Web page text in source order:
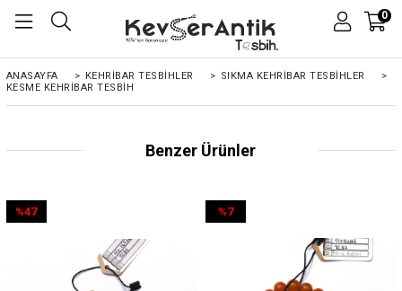
0
ANASAYFA > KEHRIBAR TESBIHLER > SIKMA KEHRİBAR TESBİHLER
>
KESME KEHRIBAR TESBIH
Benzer Ürünler
%47
%7